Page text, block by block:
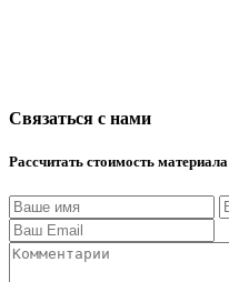
Связаться с нами
Рассчитать стоимость материала